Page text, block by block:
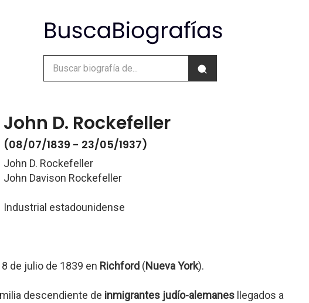
John D. Rockefeller
(08/07/1839 - 23/05/1937)
John D. Rockefeller
John Davison Rockefeller
Industrial estadounidense
de julio de 1839 en Richford (Nueva York).
descendiente de inmigrantes judío-alemanes llegados a